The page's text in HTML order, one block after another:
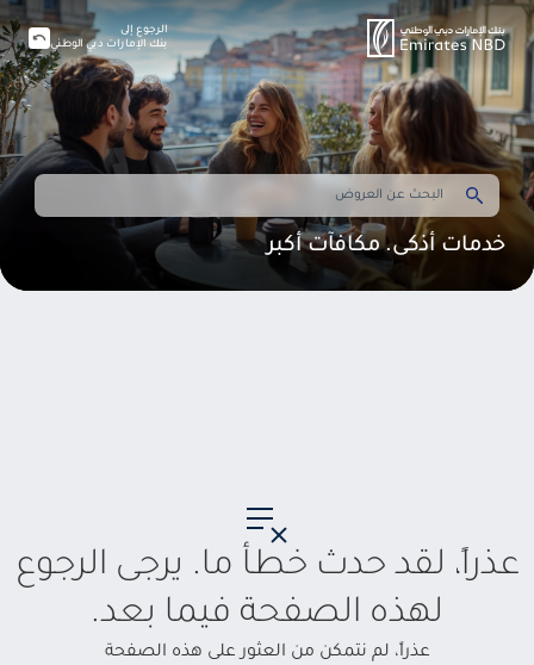
خدمات أذكى. مكافآت أكبر
الرجوع إلى
بنك الإمارات دبي الوطني
عذراً، لقد حدث خطأ ما. يرجى الرجوع
لهذه الصفحة فيما بعد.
عذراً، لم نتمكن من العثور على هذه الصفحة